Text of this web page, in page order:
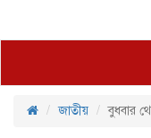
জাতীয়
বুধবার